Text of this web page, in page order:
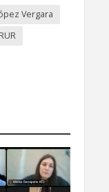
Vergara
RUR